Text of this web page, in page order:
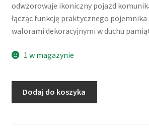
odwzorowuje ikoniczny pojazd
łącząc funkcję praktycznego pojemnika
walorami dekoracyjnymi w duchu
1 w magazynie
Metalowa
Dodaj do koszyka